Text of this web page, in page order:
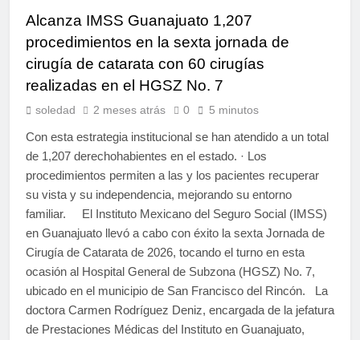
Alcanza IMSS Guanajuato 1,207
procedimientos en la sexta jornada de
cirugía de catarata con 60 cirugías
realizadas en el HGSZ No. 7
soledad 2 meses atrás 0 5 minutos
Con esta estrategia institucional se han atendido a un total
de 1,207 derechohabientes en el estado. · Los
procedimientos permiten a las y los pacientes recuperar
su vista y su independencia, mejorando su entorno
familiar. El Instituto Mexicano del Seguro Social (IMSS)
en Guanajuato llevó a cabo con éxito la sexta Jornada de
Cirugía de Catarata de 2026, tocando el turno en esta
ocasión al Hospital General de Subzona (HGSZ) No. 7,
ubicado en el municipio de San Francisco del Rincón. La
doctora Carmen Rodríguez Deniz, encargada de la jefatura
de Prestaciones Médicas del Instituto en Guanajuato,